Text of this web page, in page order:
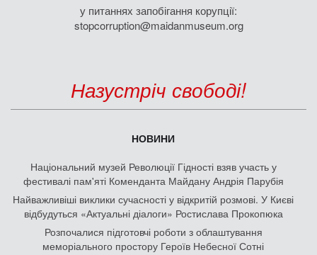
у питаннях запобігання корупції:
stopcorruption@maidanmuseum.org
Назустріч свободі!
НОВИНИ
Національний музей Революції Гідності взяв участь у
фестивалі пам'яті Коменданта Майдану Андрія Парубія
Найважливіші виклики сучасності у відкритій розмові. У Києві
відбудуться «Актуальні діалоги» Ростислава Прокопюка
Розпочалися підготовчі роботи з облаштування
меморіального простору Героїв Небесної Сотні